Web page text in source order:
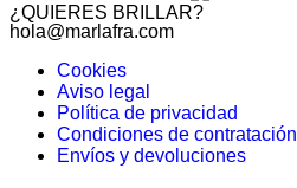
¿QUIERES BRILLAR?
hola@marlafra.com
Cookies
Aviso legal
Política de privacidad
Condiciones de contratación
Envíos y devoluciones